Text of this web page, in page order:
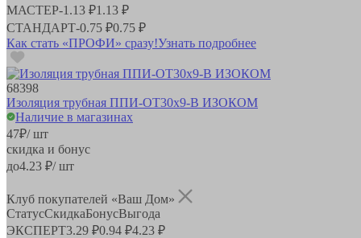
МАСТЕР-1.13 ₽1.13 ₽
СТАНДАРТ-0.75 ₽0.75 ₽
Как стать «ПРОФИ» сразу!Узнать подробнее
68398
Изоляция трубная ППИ-ОТ30х9-В ИЗОКОМ
Наличие в магазинах
47₽/ шт
скидка и бонус
до4.23 ₽/ шт
Клуб покупателей «Ваш Дом»
СтатусСкидкаБонусВыгода
ЭКСПЕРТ3.29 ₽0.94 ₽4.23 ₽